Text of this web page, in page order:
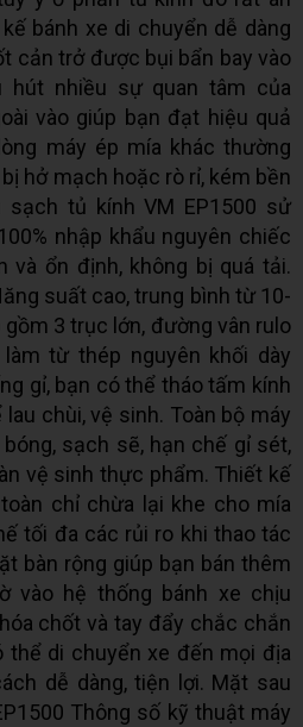
bánh xe di chuyển dễ dàng
cản trở được bụi bẩn bay vào
hút nhiều sự quan tâm của
vào giúp bạn đạt hiệu quả
máy ép mía khác thường
hở mạch hoặc rò rỉ, kém bền
tủ kính VM EP1500 sử
nhập khẩu nguyên chiếc
và ổn định, không bị quá tải.
suất cao, trung bình từ 10-
3 trục lớn, đường vân rulo
từ thép nguyên khối dày
gỉ, bạn có thể tháo tấm kính
chùi, vệ sinh. Toàn bộ máy
sạch sẽ, hạn chế gỉ sét,
vệ sinh thực phẩm. Thiết kế
chỉ chừa lại khe cho mía
tối đa các rủi ro khi thao tác
bàn rộng giúp bạn bán thêm
vào hệ thống bánh xe chịu
chốt và tay đẩy chắc chắn
thể di chuyển xe đến mọi địa
dễ dàng, tiện lợi. Mặt sau
Thông số kỹ thuật máy